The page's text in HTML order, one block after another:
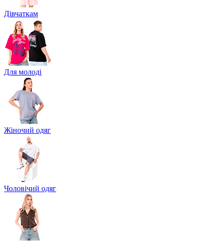
Дівчаткам
Для молоді
Жіночий одяг
Чоловічий одяг